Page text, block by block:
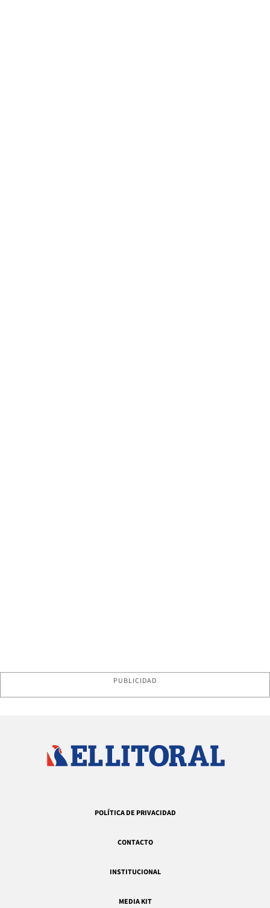
PUBLICIDAD
POLÍTICA DE PRIVACIDAD
CONTACTO
INSTITUCIONAL
MEDIA KIT